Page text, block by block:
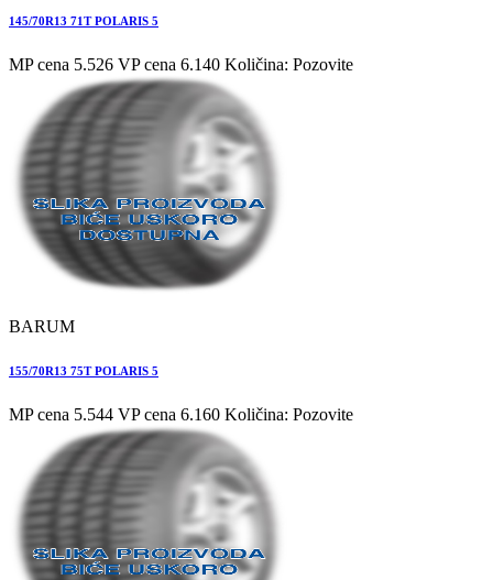
145/70R13 71T POLARIS 5
MP cena 5.526 VP cena 6.140 Količina: Pozovite
BARUM
155/70R13 75T POLARIS 5
MP cena 5.544 VP cena 6.160 Količina: Pozovite